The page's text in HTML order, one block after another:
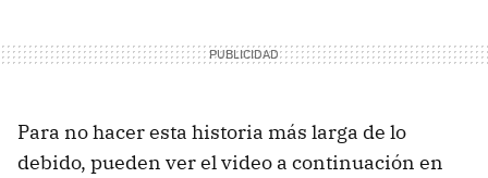
Para no hacer esta historia más larga de lo
debido, pueden ver el video a continuación en